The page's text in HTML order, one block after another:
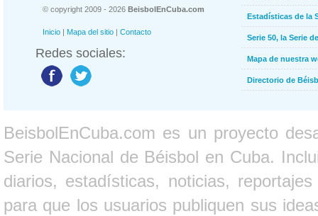
© copyright 2009 - 2026 BeisbolEnCuba.com
Inicio | Mapa del sitio | Contacto
Redes sociales:
Estadísticas de la
Serie 50, la Serie
Mapa de nuestra
Directorio de
BeisbolEnCuba.com es un proyecto
Serie Nacional de Béisbol en Cuba.
diarios, estadísticas, noticias,
para que los usuarios publiquen sus